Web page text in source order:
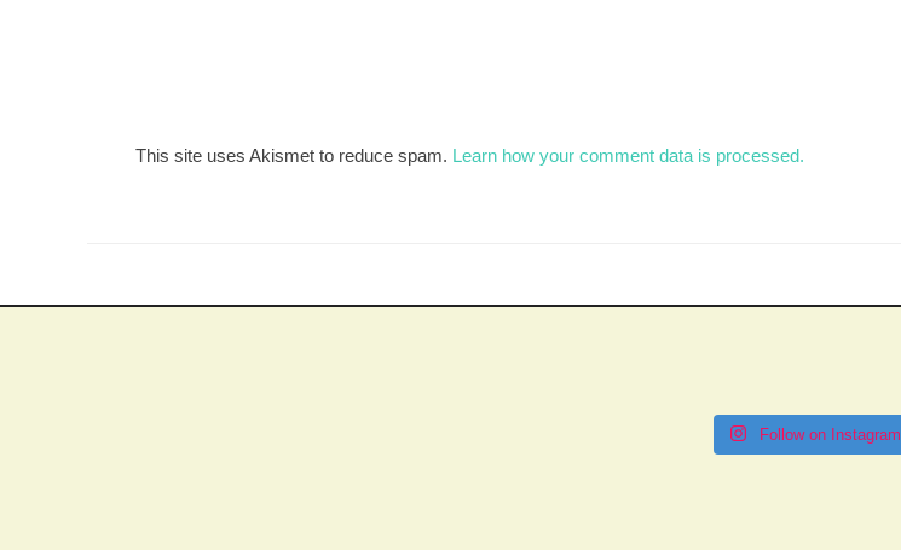
This site uses Akismet to reduce spam. Learn how your comment data is processed.
Follow on Instagram